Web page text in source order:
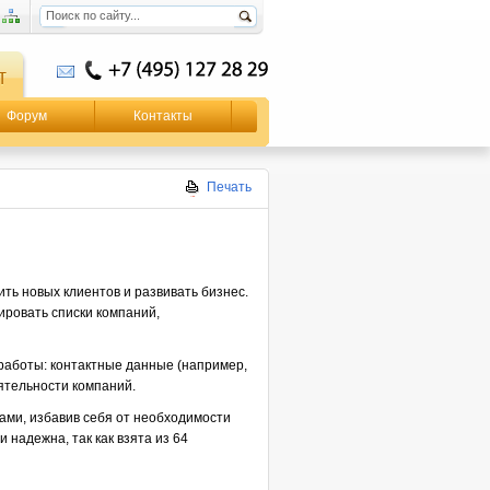
Форум Контакты
Печать
новых клиентов и развивать бизнес.
списки компаний,
контактные данные (например,
компаний.
избавив себя от необходимости
так как взята из 64